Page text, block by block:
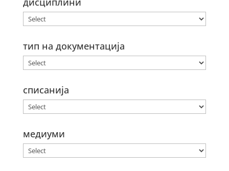
тип на документација
списанија
медиуми